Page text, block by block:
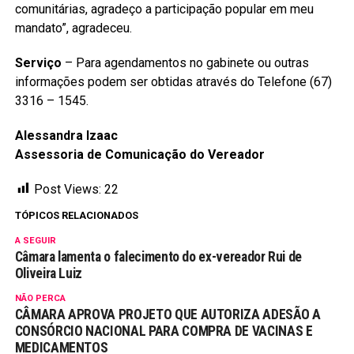
comunitárias, agradeço a participação popular em meu
mandato”, agradeceu.
Serviço – Para agendamentos no gabinete ou outras
informações podem ser obtidas através do Telefone (67)
3316 – 1545.
Alessandra Izaac
Assessoria de Comunicação do Vereador
Post Views: 22
TÓPICOS RELACIONADOS
A SEGUIR
Câmara lamenta o falecimento do ex-vereador Rui de
Oliveira Luiz
NÃO PERCA
CÂMARA APROVA PROJETO QUE AUTORIZA ADESÃO A
CONSÓRCIO NACIONAL PARA COMPRA DE VACINAS E
MEDICAMENTOS